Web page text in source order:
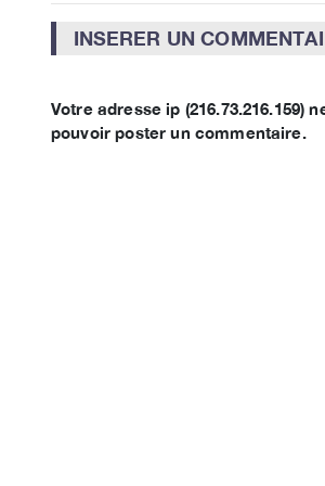
INSERER UN
Votre adresse ip
pouvoir poster un commentaire.